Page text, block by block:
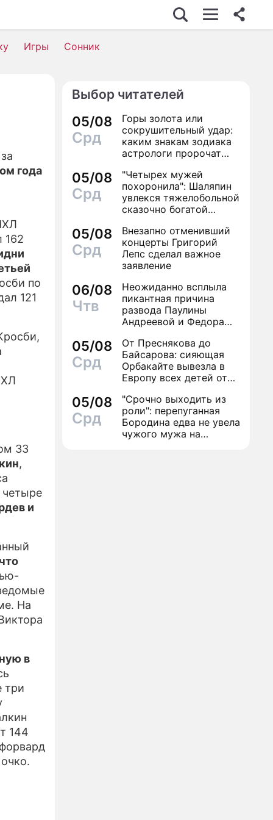
Игры Сонник
года
162
по
121
33
,
и
На
в
три
144
Выбор читателей
05/08
Срд
Горы золота или
сокрушительный удар:
каким знакам зодиака
астрологи пророчат
05/08
Срд
"Четырех мужей
похоронила": Шаляпин
увлекся тяжелобольной
сказочно богатой
05/08
Срд
Внезапно отменивший
концерты Григорий
Лепс сделал важное
заявление
06/08
Чтв
Неожиданно всплыла
пикантная причина
развода Паулины
Андреевой и Федора
05/08
Срд
От Преснякова до
Байсарова: сияющая
Орбакайте вывезла в
Европу всех детей от
05/08
Срд
"Срочно выходить из
роли": перепуганная
Бородина едва не увела
чужого мужа на